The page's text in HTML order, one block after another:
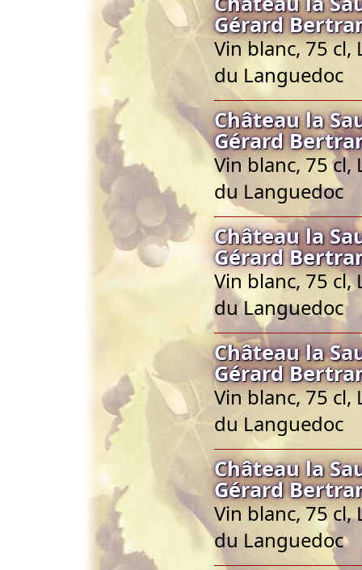
Gérard
Vin blanc, 75 cl,
du Languedoc
Château la
Gérard
Vin blanc, 75 cl,
du Languedoc
Château la
Gérard
Vin blanc, 75 cl,
du Languedoc
Château la
Gérard
Vin blanc, 75 cl,
du Languedoc
Château la
Gérard
Vin blanc, 75 cl,
du Languedoc